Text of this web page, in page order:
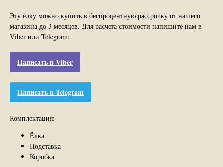
Эту ёлку можно купить в беспроцентную рассрочку от нашего
магазина до 3 месяцев. Для расчета стоимости напишите нам в
Viber или Telegram:
Написать в Viber
Написать в Telegram
Комплектация:
Ёлка
Подставка
Коробка